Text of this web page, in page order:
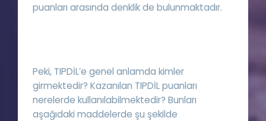
puanları arasında denklik de bulunmaktadır.
Peki, TIPDİL’e genel anlamda kimler
girmektedir? Kazanılan TIPDİL puanları
nerelerde kullanılabilmektedir? Bunları
aşağıdaki maddelerde şu şekilde